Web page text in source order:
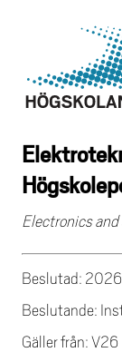
Electronics and
Beslutad:
Beslutande:
Gäller från: V26